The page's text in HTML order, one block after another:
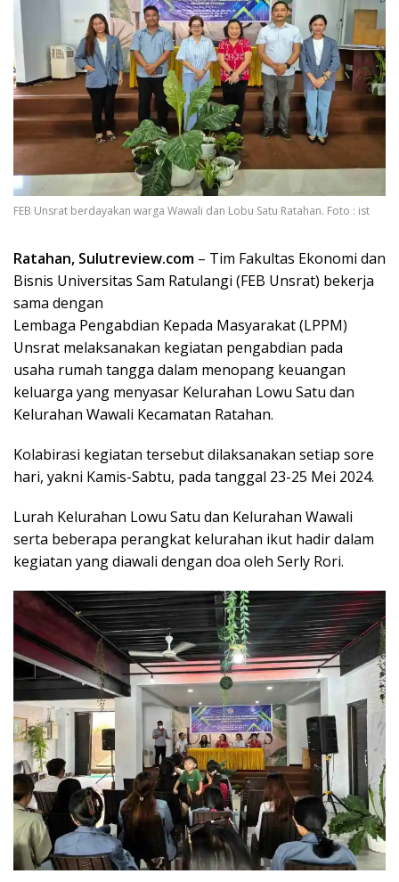
FEB Unsrat berdayakan warga Wawali dan Lobu Satu Ratahan. Foto : ist
Ratahan, Sulutreview.com – Tim Fakultas Ekonomi dan
Bisnis Universitas Sam Ratulangi (FEB Unsrat) bekerja
sama dengan
Lembaga Pengabdian Kepada Masyarakat (LPPM)
Unsrat melaksanakan kegiatan pengabdian pada
usaha rumah tangga dalam menopang keuangan
keluarga yang menyasar Kelurahan Lowu Satu dan
Kelurahan Wawali Kecamatan Ratahan.
Kolabirasi kegiatan tersebut dilaksanakan setiap sore
hari, yakni Kamis-Sabtu, pada tanggal 23-25 Mei 2024.
Lurah Kelurahan Lowu Satu dan Kelurahan Wawali
serta beberapa perangkat kelurahan ikut hadir dalam
kegiatan yang diawali dengan doa oleh Serly Rori.